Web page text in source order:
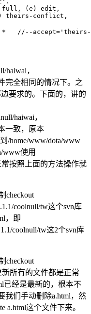
full, (e) edit,
theirs-conflict,
haiwai，
完全相同的情况下。之
要求的。下面的，讲的
haiwai，
一致，原本
/home/www/dota/www
www使用
常按照上面的方法操作就
checkout
coolnull/tw这个svn库
，即
coolnull/tw这2个svn库
checkout
新所有的文件都是正常
已经是最新的，根本不
我们手动删除a.html，然
a.html这个文件下来。